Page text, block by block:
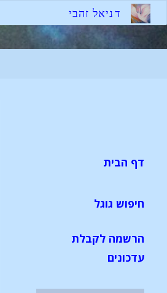
דניאל זהבי
דף הבית
חיפוש גוגל
הרשמה לקבלת
עדכונים